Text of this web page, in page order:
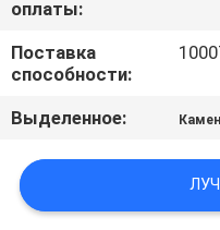
СЛУЧАИ
КАРТА
САЙТА
оплаты:
Поставка
способности:
Выделенное: